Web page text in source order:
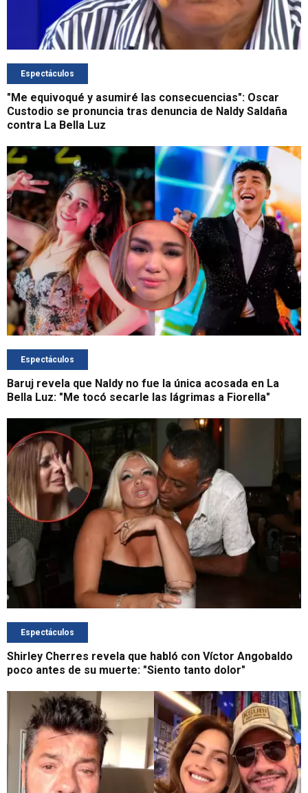
Espectáculos
"Me equivoqué y asumiré las consecuencias": Oscar
Custodio se pronuncia tras denuncia de Naldy Saldaña
contra La Bella Luz
Espectáculos
Baruj revela que Naldy no fue la única acosada en La
Bella Luz: "Me tocó secarle las lágrimas a Fiorella"
Espectáculos
Shirley Cherres revela que habló con Víctor Angobaldo
poco antes de su muerte: "Siento tanto dolor"